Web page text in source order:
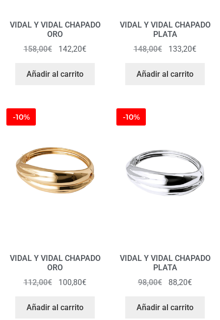
VIDAL Y VIDAL CHAPADO
ORO
158,00€ 142,20€
Añadir al carrito
VIDAL Y VIDAL CHAPADO
PLATA
148,00€ 133,20€
Añadir al carrito
-10%
VIDAL Y VIDAL CHAPADO
ORO
112,00€ 100,80€
Añadir al carrito
-10%
VIDAL Y VIDAL CHAPADO
PLATA
98,00€ 88,20€
Añadir al carrito